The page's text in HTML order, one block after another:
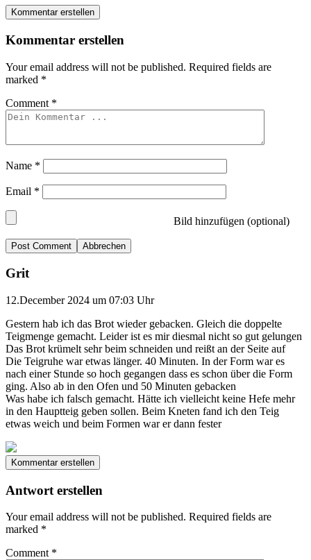
Kommentar erstellen
Kommentar erstellen
Your email address will not be published. Required fields are
marked *
Comment *
Name *
Email *
Bild hinzufügen (optional)
Abbrechen
Grit
12.December 2024 um 07:03 Uhr
Gestern hab ich das Brot wieder gebacken. Gleich die doppelte
Teigmenge gemacht. Leider ist es mir diesmal nicht so gut gelungen
Das Brot krümelt sehr beim schneiden und reißt an der Seite auf
Die Teigruhe war etwas länger. 40 Minuten. In der Form war es
nach einer Stunde so hoch gegangen dass es schon über die Form
ging. Also ab in den Ofen und 50 Minuten gebacken
Was habe ich falsch gemacht. Hätte ich vielleicht keine Hefe mehr
in den Hauptteig geben sollen. Beim Kneten fand ich den Teig
etwas weich und beim Formen war er dann fester
Kommentar erstellen
Antwort erstellen
Your email address will not be published. Required fields are
marked *
Comment *